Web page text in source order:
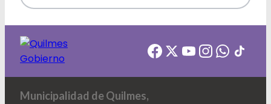
Municipalidad de Quilmes,